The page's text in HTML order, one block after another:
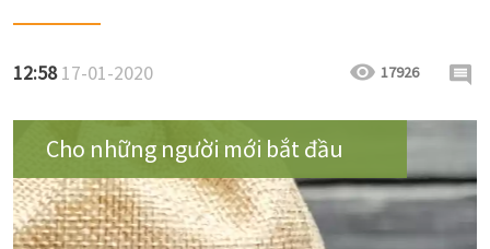
12:5817-01-2020 17926
Cho những người mới bắt đầu